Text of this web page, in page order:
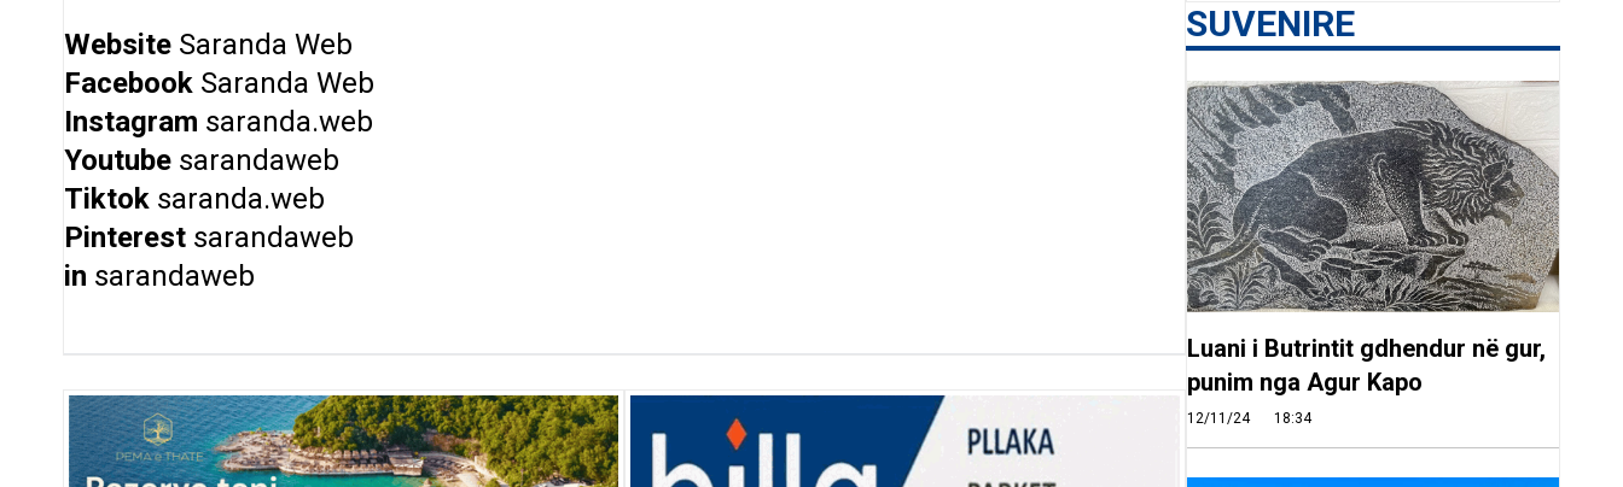
Website Saranda Web
Facebook Saranda Web
Instagram saranda.web
Youtube sarandaweb
Tiktok saranda.web
Pinterest sarandaweb
in sarandaweb
SUVENIRE
Luani i Butrintit gdhendur në gur,
punim nga Agur Kapo
12/11/24 18:34